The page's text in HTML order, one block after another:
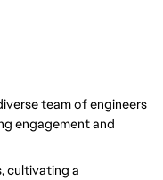
team of engineers
engagement and
cultivating a